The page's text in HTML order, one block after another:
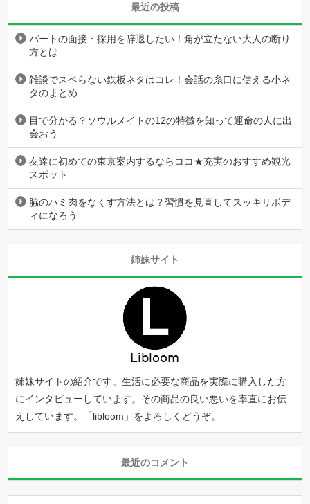
最近の投稿
パートの面接・採用を辞退したい！角が立たない大人の断り
方とは
雑談でスベらない鉄板ネタはコレ！会話の糸口に使える小ネ
タのまとめ
目で分かる？ソウルメイトの12の特徴を知って運命の人に出
会おう
友達に初めての東京案内するならココ★充実のおすすめ観光
スポット
脇のハミ肉をなくす方法とは？習慣を見直してスッキリボデ
ィになろう
姉妹サイト
姉妹サイトの紹介です。生活に必要な商品を実際に購入した方
にインタビューしています。その商品の良い悪いを率直にお伝
えしています。「libloom 」をよろしくどうぞ。
最近のコメント